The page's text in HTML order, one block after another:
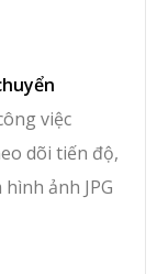
việc
dõi tiến độ,
ảnh JPG